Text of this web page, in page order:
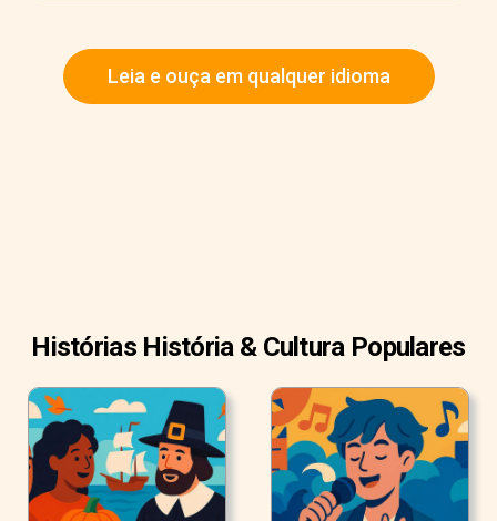
Leia e ouça em qualquer idioma
Histórias História & Cultura Populares